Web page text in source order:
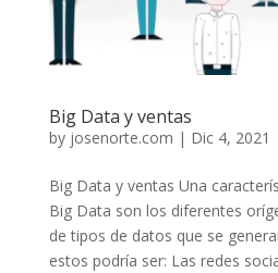
Big Data y ventas
by josenorte.com | Dic 4, 2021
Big Data y ventas Una
Big Data son los diferentes
de tipos de datos que se
estos podría ser: Las redes